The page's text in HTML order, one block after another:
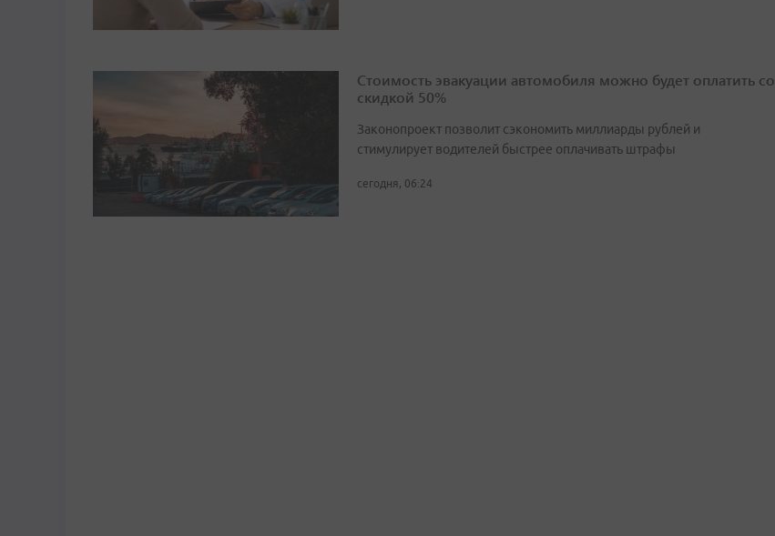
Стоимость эвакуации автомобиля можно будет оплатить со
скидкой 50%
Законопроект позволит сэкономить миллиарды рублей и
стимулирует водителей быстрее оплачивать штрафы
сегодня, 06:24